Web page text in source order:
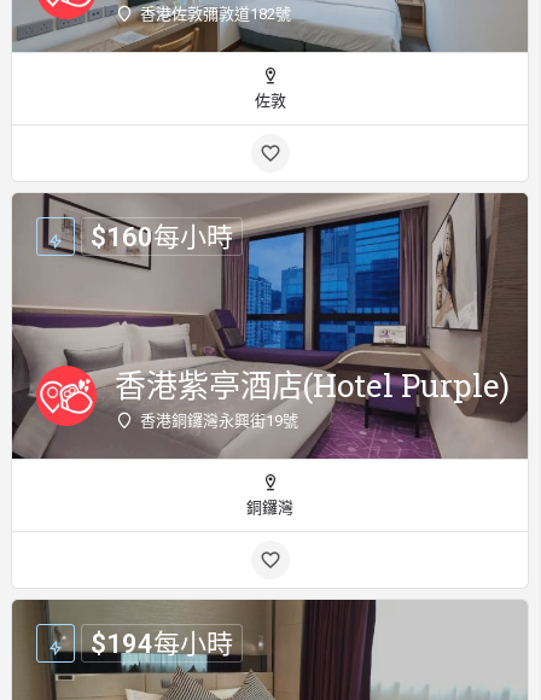
香港佐敦彌敦道182號
佐敦
香港紫亭酒店(Hotel Purple)
香港銅鑼灣永興街19號
$160每小時
銅鑼灣
$194每小時